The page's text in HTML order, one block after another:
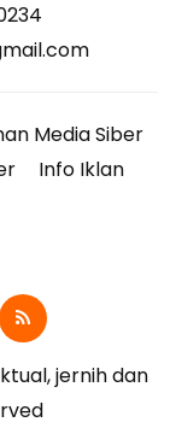
Media Siber
Info Iklan
jernih dan